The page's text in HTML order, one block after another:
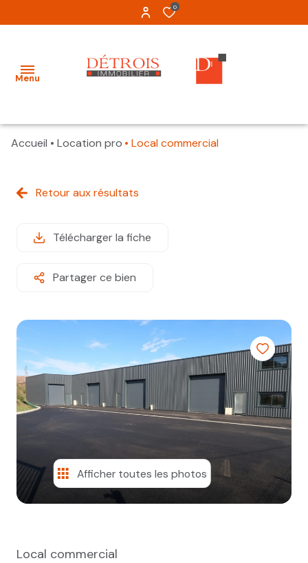
0
Menu
Louer
Tous
Appartements
Garages
Parking
Locaux
commerciaux
Tous
Appartements
Terrains
Locaux
commerciaux
Autres
Estimation
Gestion
propos
Syndic
Nos
agences
contacter
Accueil Location pro Local commercial
Retour aux résultats
Télécharger la fiche
Partager ce bien
Afficher toutes les photos
Local commercial